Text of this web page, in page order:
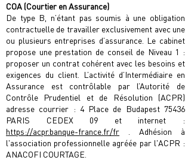
COA (Courtier en Assurance)
De type B, n’étant pas soumis à une obligation
contractuelle de travailler exclusivement avec une
ou plusieurs entreprises d’assurance. Le cabinet
propose une prestation de conseil de Niveau 1 :
proposer un contrat cohérent avec les besoins et
exigences du client. L’activité d’Intermédiaire en
Assurance est contrôlable par l’Autorité de
Contrôle Prudentiel et de Résolution (ACPR)
adresse courrier : 4 Place de Budapest 75436
PARIS CEDEX 09 et internet :
https://acpr.banque-france.fr/fr . Adhésion à
l'association professionnelle agréée par l'ACPR :
ANACOFI COURTAGE.